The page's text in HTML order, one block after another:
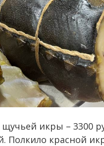
икры – 3300
Полкило красной